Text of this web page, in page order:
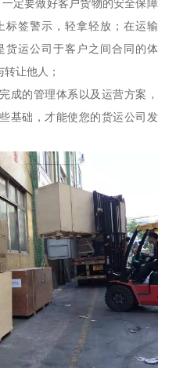
定要做好客户货物的安全保障
签警示，轻拿轻放；在运输
货运公司于客户之间合同的体
让他人；
成的管理体系以及运营方案，
基础，才能使您的货运公司发